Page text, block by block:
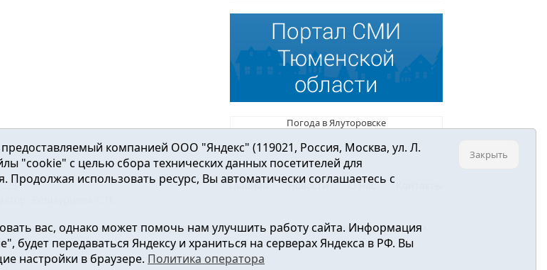
Погода в Ялуторовске
Главная Новости О нас
Вешкурцева С.П.
Федеральной службой по надзору в сфере связи, информационных технологий и
компанией ООО "Яндекс" (119021, Россия, Москва, ул. Л.
"cookie" с целью сбора технических данных посетителей для
использовать ресурс, Вы автоматически соглашаетесь с
вас, однако может помочь нам улучшить работу сайта. Информация
передаваться Яндексу и храниться на серверах Яндекса в РФ. Вы
настройки в браузере. Политика оператора
Закрыть